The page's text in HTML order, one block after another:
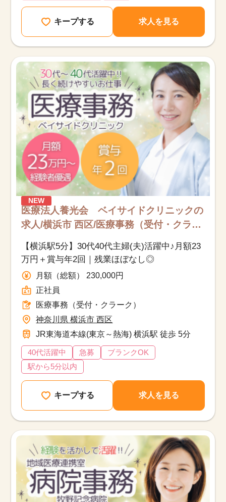
キープする 求人を見る
NEW
医療法人養光会 ベイサイドクリニックの
求人/横浜市 西区/医療事務（受付・クラー
【横浜駅5分】30代40代主婦(夫)活躍中♪月額23
万円＋賞与年2回｜残業ほぼなし◎
月額（総額） 230,000円
正社員
医療事務（受付・クラーク）
神奈川県 横浜市 西区
JR東海道本線(東京～熱海) 横浜駅 徒歩 5分
40代活躍中 急募
ブランクOK
駅から5分以内
キープする 求人を見る